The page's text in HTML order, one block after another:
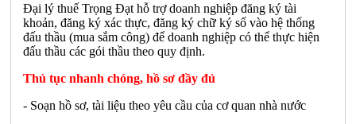
Đại lý thuế Trọng Đạt hỗ trợ doanh nghiệp đăng ký tài
khoản, đăng ký xác thực, đăng ký chữ ký số vào hệ thống
đấu thầu (mua sắm công) để doanh nghiệp có thể thực hiện
đấu thầu các gói thầu theo quy định.
Thủ tục nhanh chóng, hồ sơ đầy đủ
- Soạn hồ sơ, tài liệu theo yêu cầu của cơ quan nhà nước